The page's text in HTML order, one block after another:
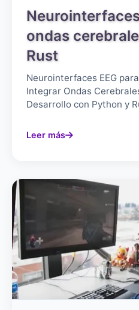
ondas
Rust
Neurointerfaces EEG
Integrar Ondas
Desarrollo con Python y
Leer más